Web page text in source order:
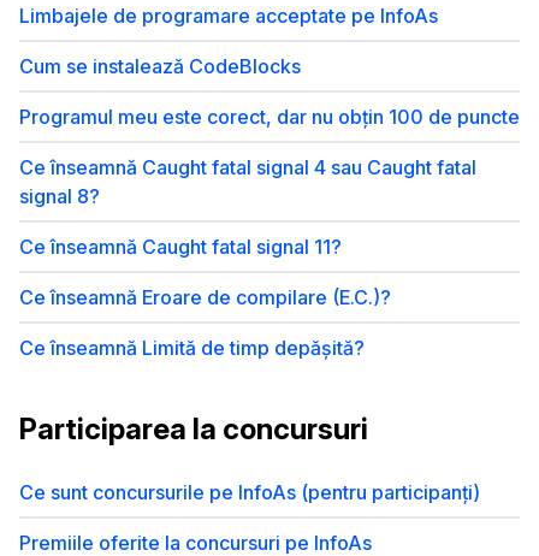
Limbajele de programare acceptate pe InfoAs
Cum se instalează CodeBlocks
Programul meu este corect, dar nu obțin 100 de puncte
Ce înseamnă Caught fatal signal 4 sau Caught fatal
signal 8?
Ce înseamnă Caught fatal signal 11?
Ce înseamnă Eroare de compilare (E.C.)?
Ce înseamnă Limită de timp depășită?
Participarea la concursuri
Ce sunt concursurile pe InfoAs (pentru participanți)
Premiile oferite la concursuri pe InfoAs